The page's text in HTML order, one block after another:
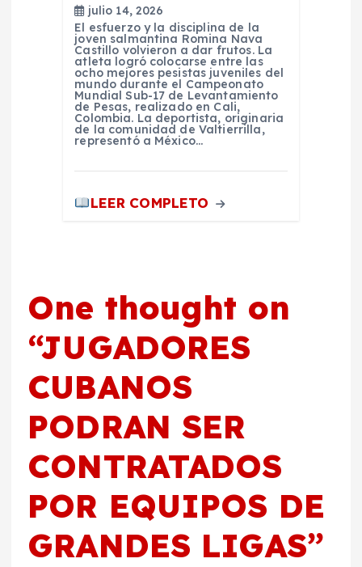
julio 14, 2026
El esfuerzo y la disciplina de la
joven salmantina Romina Nava
Castillo volvieron a dar frutos. La
atleta logró colocarse entre las
ocho mejores pesistas juveniles del
mundo durante el Campeonato
Mundial Sub-17 de Levantamiento
de Pesas, realizado en Cali,
Colombia. La deportista, originaria
de la comunidad de Valtierrilla,
representó a México…
LEER COMPLETO
One thought on
“JUGADORES
CUBANOS
PODRAN SER
CONTRATADOS
POR EQUIPOS DE
GRANDES LIGAS”